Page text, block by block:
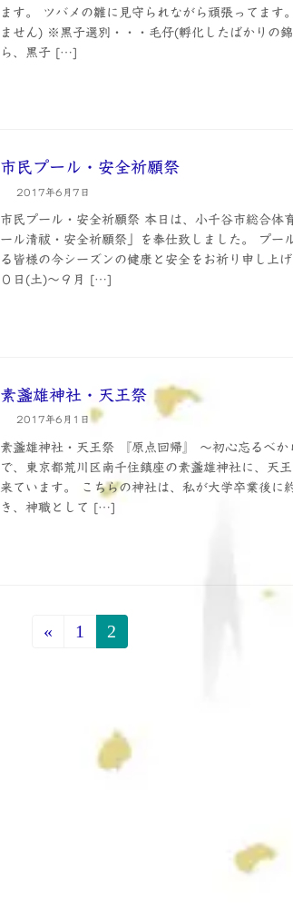
ます。 ツバメの雛に見守られながら頑張ってます
ません) ※黒子選別・・・毛仔(孵化したばかりの
ら、黒子 […]
市民プール・安全祈願祭
2017年6月7日
市民プール・安全祈願祭 本日は、小千谷市総合体
ール清祓・安全祈願祭」を奉仕致しました。 プー
る皆様の今シーズンの健康と安全をお祈り申し上
０日(土)～９月 […]
素盞雄神社・天王祭
2017年6月1日
素盞雄神社・天王祭 『原点回帰』 ～初心忘るべか
で、東京都荒川区南千住鎮座の素盞雄神社に、天
来ています。 こちらの神社は、私が大学卒業後に
き、神職として […]
«
固
1
固
ジ
2